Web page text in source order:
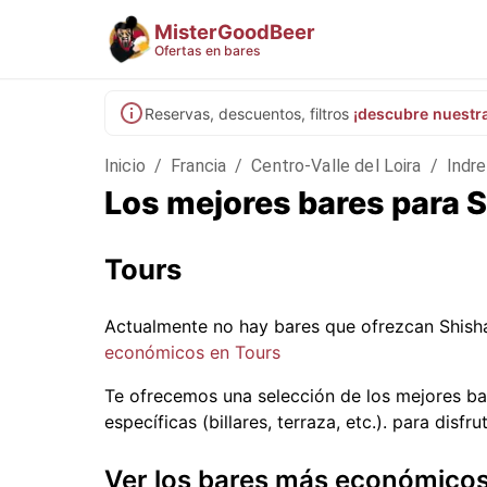
MisterGoodBeer
Ofertas en bares
Reservas, descuentos, filtros ¡descubre
Inicio / Francia / Centro-Valle del Loira /
Los mejores bares para
Tours
Actualmente no hay bares que ofrezcan
económicos en Tours
Te ofrecemos una selección de los mejores
específicas (billares, terraza, etc.). para
Ver los bares más